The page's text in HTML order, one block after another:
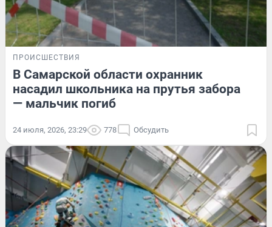
ПРОИСШЕСТВИЯ
В Самарской области охранник
насадил школьника на прутья забора
— мальчик погиб
24 июля, 2026, 23:29 778 Обсудить